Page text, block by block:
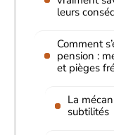
leurs
Comment
pension :
et pièges
La
subtilités